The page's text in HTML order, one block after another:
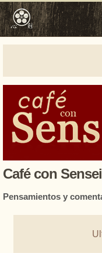
Café con Sensei
Pensamientos y